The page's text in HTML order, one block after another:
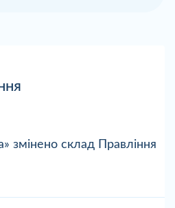
змінено склад Правління